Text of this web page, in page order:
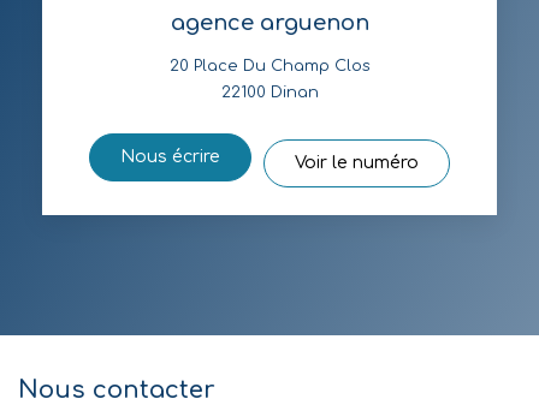
agence arguenon
20 Place Du Champ Clos
22100 Dinan
Nous écrire Voir le numéro
Nous contacter